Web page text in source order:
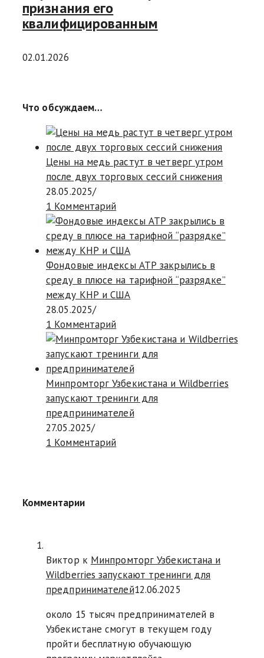
признания его
квалифицированным
02.01.2026
Что обсуждаем…
Цены на медь растут в четверг утром
после двух торговых сессий снижения
28.05.2025/
1 Комментарий
Фондовые индексы АТР закрылись в
среду в плюсе на тарифной “разрядке”
между КНР и США
28.05.2025/
1 Комментарий
Минпромторг Узбекистана и Wildberries
запускают тренинги для
предпринимателей
27.05.2025/
1 Комментарий
Комментарии
Виктор к Минпромторг Узбекистана и
Wildberries запускают тренинги для
предпринимателей12.06.2025
около 15 тысяч предпринимателей в
Узбекистане смогут в текущем году
пройти бесплатную обучающую